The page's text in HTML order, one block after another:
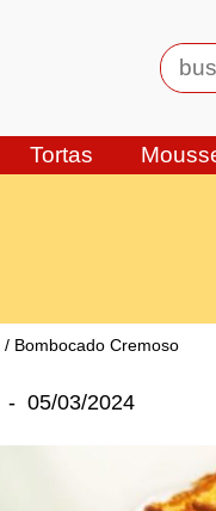
Tortas
/ Bombocado Cremoso
- 05/03/2024